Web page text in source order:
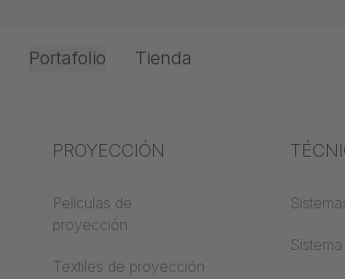
Oficina e Interior
Experiencia en el
Conocimientos textiles
Conocimientos
de
Portafolio
PROYECCIÓN
Películas de
proyección
Textiles de proyección
Tienda